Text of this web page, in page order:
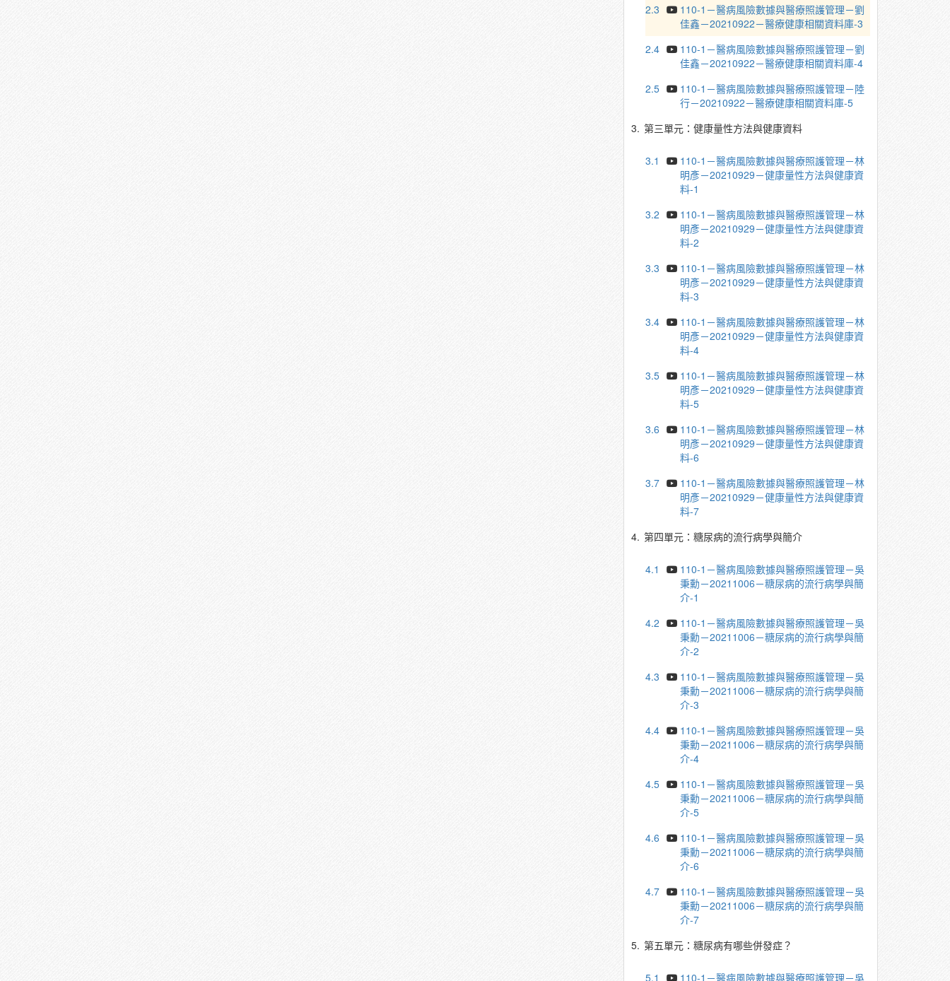
2.3
110-1－醫病風險數據與醫療照護管理－劉
佳鑫－20210922－醫療健康相關資料庫-3
2.4
110-1－醫病風險數據與醫療照護管理－劉
佳鑫－20210922－醫療健康相關資料庫-4
2.5
110-1－醫病風險數據與醫療照護管理－陸
行－20210922－醫療健康相關資料庫-5
3. 第三單元：健康量性方法與健康資料
3.1
110-1－醫病風險數據與醫療照護管理－林
明彥－20210929－健康量性方法與健康資
料-1
3.2
110-1－醫病風險數據與醫療照護管理－林
明彥－20210929－健康量性方法與健康資
料-2
3.3
110-1－醫病風險數據與醫療照護管理－林
明彥－20210929－健康量性方法與健康資
料-3
3.4
110-1－醫病風險數據與醫療照護管理－林
明彥－20210929－健康量性方法與健康資
料-4
3.5
110-1－醫病風險數據與醫療照護管理－林
明彥－20210929－健康量性方法與健康資
料-5
3.6
110-1－醫病風險數據與醫療照護管理－林
明彥－20210929－健康量性方法與健康資
料-6
3.7
110-1－醫病風險數據與醫療照護管理－林
明彥－20210929－健康量性方法與健康資
料-7
4. 第四單元：糖尿病的流行病學與簡介
4.1
110-1－醫病風險數據與醫療照護管理－吳
秉勳－20211006－糖尿病的流行病學與簡
介-1
4.2
110-1－醫病風險數據與醫療照護管理－吳
秉勳－20211006－糖尿病的流行病學與簡
介-2
4.3
110-1－醫病風險數據與醫療照護管理－吳
秉勳－20211006－糖尿病的流行病學與簡
介-3
4.4
110-1－醫病風險數據與醫療照護管理－吳
秉勳－20211006－糖尿病的流行病學與簡
介-4
4.5
110-1－醫病風險數據與醫療照護管理－吳
秉勳－20211006－糖尿病的流行病學與簡
介-5
4.6
110-1－醫病風險數據與醫療照護管理－吳
秉勳－20211006－糖尿病的流行病學與簡
介-6
4.7
110-1－醫病風險數據與醫療照護管理－吳
秉勳－20211006－糖尿病的流行病學與簡
介-7
5. 第五單元：糖尿病有哪些併發症？
5.1
110-1－醫病風險數據與醫療照護管理－吳